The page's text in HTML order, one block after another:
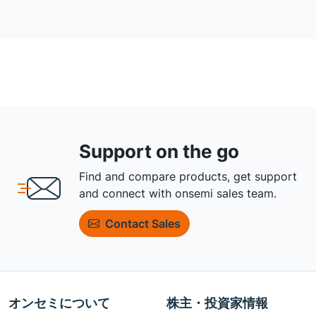
Support on the go
Find and compare products, get support
and connect with onsemi sales team.
Contact Sales
オンセミについて 株主・投資家情報